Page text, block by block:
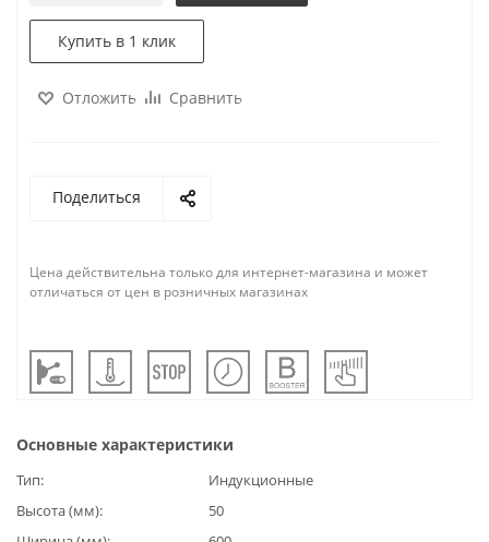
Купить в 1 клик
Отложить Сравнить
Поделиться
Цена действительна только для интернет-магазина и может
отличаться от цен в розничных магазинах
Основные характеристики
Тип
Индукционные
Высота (мм)
50